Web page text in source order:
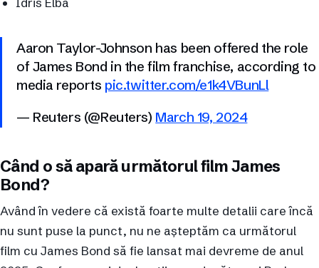
Aaron Taylor-Johnson has been offered the role
of James Bond in the film franchise, according to
media reports pic.twitter.com/e1k4VBunLl
— Reuters (@Reuters) March 19, 2024
Când o să apară următorul film James
Bond?
Având în vedere că există foarte multe detalii care încă
nu sunt puse la punct, nu ne așteptăm ca următorul
film cu James Bond să fie lansat mai devreme de anul